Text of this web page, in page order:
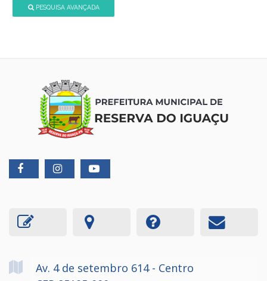
PESQUISA AVANÇADA
Av. 4 de setembro 614 - Centro